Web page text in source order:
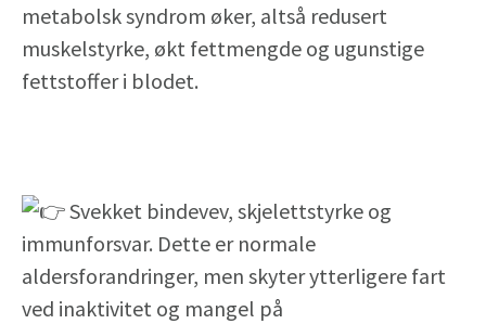
metabolsk syndrom øker, altså redusert
muskelstyrke, økt fettmengde og ugunstige
fettstoffer i blodet.⁣
Svekket bindevev, skjelettstyrke og
immunforsvar. Dette er normale
aldersforandringer, men skyter ytterligere fart
ved inaktivitet og mangel på